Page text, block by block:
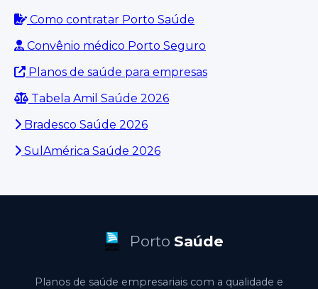
Como contratar Porto Saúde
Convênio médico Porto Seguro
Planos de saúde para empresas
Tabela Amil Saúde 2026
Bradesco Saúde 2026
SulAmérica Saúde 2026
Porto Saúde
Planos de saúde empresariais com a qualidade e